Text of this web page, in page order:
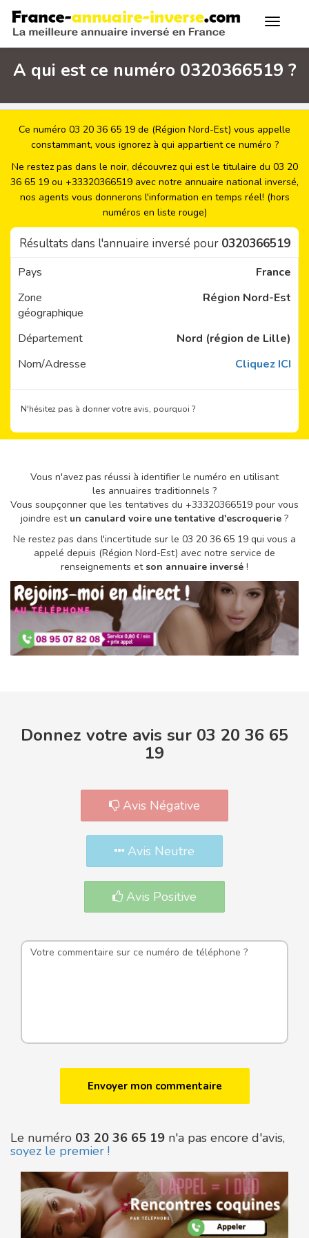
A qui est ce numéro 0320366519 ?
Ce numéro 03 20 36 65 19 de (Région Nord-Est) vous appelle
constammant, vous ignorez à qui appartient ce numéro ?
Ne restez pas dans le noir, découvrez qui est le titulaire du 03 20
36 65 19 ou +33320366519 avec notre annuaire national inversé,
nos agents vous donnerons l'information en temps réel! (hors
numéros en liste rouge)
Résultats dans l'annuaire inversé pour 0320366519
Pays
France
Zone
géographique
Région Nord-Est
Département
Nord (région de Lille)
Nom/Adresse
Cliquez ICI
N'hésitez pas à donner votre avis, pourquoi ?
Vous n'avez pas réussi à identifier le numéro en utilisant
les annuaires traditionnels ?
Vous soupçonner que les tentatives du +33320366519 pour vous
joindre est un canulard voire une tentative d'escroquerie ?
Ne restez pas dans l'incertitude sur le 03 20 36 65 19 qui vous a
appelé depuis (Région Nord-Est) avec notre service de
renseignements et son annuaire inversé !
Donnez votre avis sur 03 20 36 65
19
Avis Négative
Avis Neutre
Avis Positive
Le numéro 03 20 36 65 19 n'a pas encore d'avis,
soyez le premier !